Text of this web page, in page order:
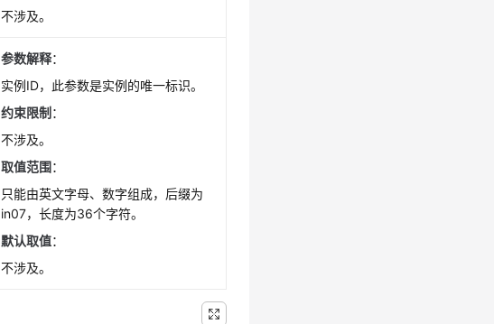
不涉及。
参数解释：
实例ID，此参数是实例的唯一标识。
约束限制 ：
不涉及。
取值范围：
只能由英文字母、数字组成，后缀为
in07，长度为36个字符。
默认取值：
不涉及。